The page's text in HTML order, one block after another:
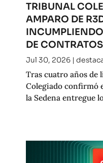
TRIBUNAL
AMPARO DE
DE
Jul 30, 2026|
Tras cuatro años
Colegiado confirmó
la Sedena entregue